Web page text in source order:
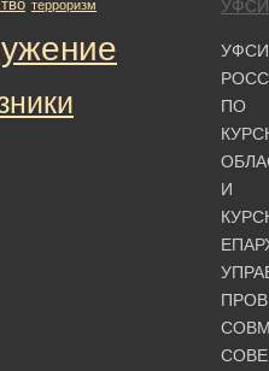
ПО
И
терроризм